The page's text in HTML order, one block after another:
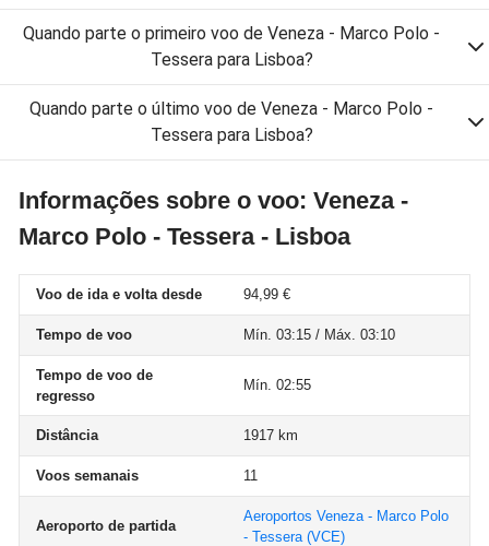
Quando parte o primeiro voo de Veneza - Marco Polo -
Tessera para Lisboa?
Quando parte o último voo de Veneza - Marco Polo -
Tessera para Lisboa?
Informações sobre o voo: Veneza -
Marco Polo - Tessera - Lisboa
Voo de ida e volta desde 94,99 €
Tempo de voo Mín. 03:15 / Máx. 03:10
Tempo de voo de
regresso
Mín. 02:55
Distância 1917 km
Voos semanais 11
Aeroporto de partida
Aeroportos Veneza - Marco Polo
- Tessera(VCE)